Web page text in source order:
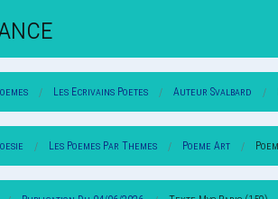
Les Ecrivains Poetes Auteur Svalbard
Les Poemes Par Themes Poeme Art